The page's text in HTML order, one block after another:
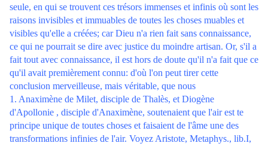
seule, en qui se trouvent ces trésors immenses et infinis où sont les
raisons invisibles et immuables de toutes les choses muables et
visibles qu'elle a créées; car Dieu n'a rien fait sans connaissance,
ce qui ne pourrait se dire avec justice du moindre artisan. Or, s'il a
fait tout avec connaissance, il est hors de doute qu'il n'a fait que ce
qu'il avait premièrement connu: d'où l'on peut tirer cette
conclusion merveilleuse, mais véritable, que nous
1. Anaximène de Milet, disciple de Thalès, et Diogène
d'Apollonie , disciple d'Anaximène, soutenaient que l'air est te
principe unique de toutes choses et faisaient de l'âme une des
transformations infinies de l'air. Voyez Aristote, Metaphys., lib.I,